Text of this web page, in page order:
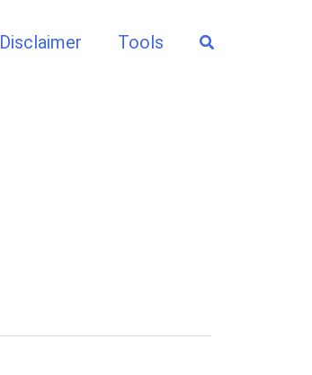
Disclaimer Tools Search